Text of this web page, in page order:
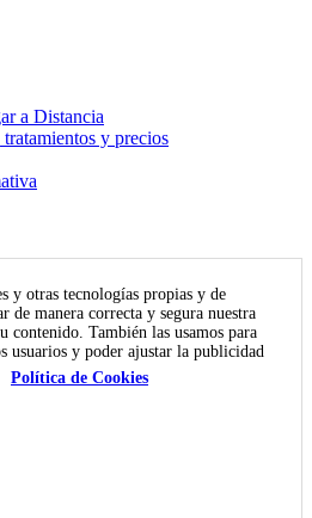
a Distancia
y precios
y otras tecnologías propias y de
de manera correcta y segura nuestra
contenido. También las usamos para
usuarios y poder ajustar la publicidad
Política de Cookies